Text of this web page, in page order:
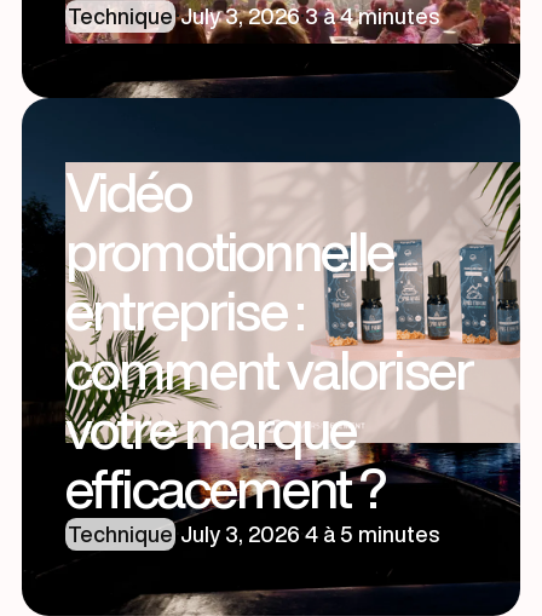
Technique·July 3, 2026·3 à 4 minutes
Vidéo
promotionnelle
entreprise :
comment valoriser
votre marque
efficacement ?
Technique July 3, 2026 ·4 à 5 minutes